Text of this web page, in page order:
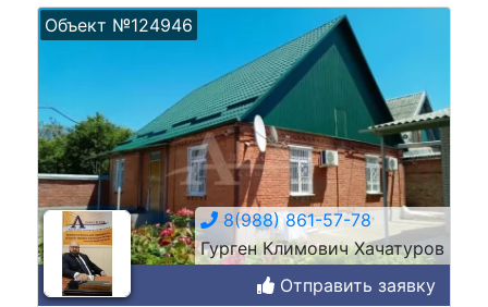
Объект №124946
8(988) 861-57-78
Гурген Климович Хачатуров
Отправить заявку